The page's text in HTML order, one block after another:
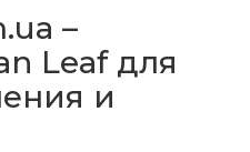
–
Leaf для
и